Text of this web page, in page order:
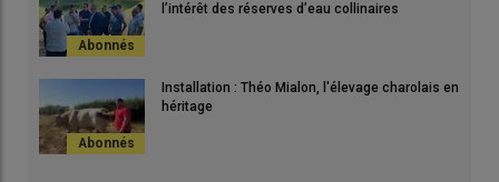
l’intérêt des réserves d’eau collinaires
Installation : Théo Mialon, l'élevage charolais en
héritage